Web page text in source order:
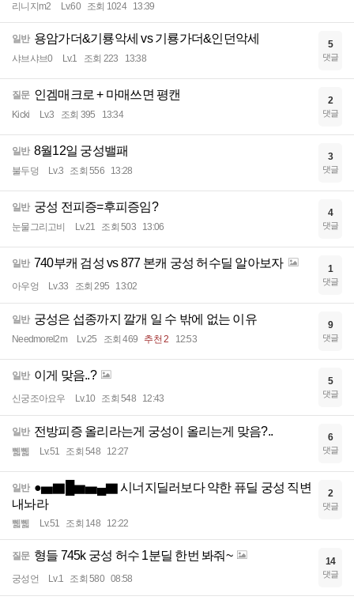
리니지m2 Lv.60 조회 1024 13:39
일반 용암가더&기룡악세 vs 기룡가더&인던악세
샤브샤브0 Lv.1 조회 223 13:38
5
댓글
질문 인겜매크로 + 마매쓰면 평캔
Kicki Lv.3 조회 395 13:34
2
댓글
일반 8월12일 궁성밸패
불두덩 Lv.3 조회 556 13:28
3
댓글
일반 궁성 전피증=후피증임?
눈물그리고비 Lv.21 조회 503 13:06
4
댓글
일반 740부캐 검성 vs 877 본캐 궁성 허수딜 알아보자
아우엉 Lv.33 조회 295 13:02
1
댓글
일반 궁성은 섭종까지 깔개 일 수 밖에 없는 이유
Needmorel2m Lv.25 조회 469 추천 2 12:53
9
댓글
일반 이게 맞음..?
신궁조아요우 Lv.10 조회 548 12:43
5
댓글
일반 전방피증 올리라는게 궁성이 올리는게 맞음?..
쀏쀏 Lv.51 조회 548 12:27
6
댓글
일반 ●▅▇█▆▅▄▇ 시너지딜러보다 약한 퓨딜 궁성 직변
내놔라
쀏쀏 Lv.51 조회 148 12:22
2
댓글
질문 형들 745k 궁성 허수 1분딜 한번 봐줘~
궁성언 Lv.1 조회 580 08:58
14
댓글